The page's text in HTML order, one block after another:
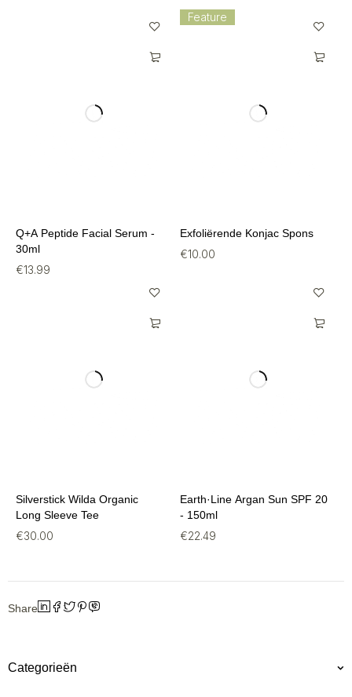
Q+A Peptide Facial Serum -
30ml
€13.99
Feature
Exfoliërende Konjac Spons
€10.00
Silverstick Wilda Organic
Long Sleeve Tee
€30.00
Earth·Line Argan Sun SPF 20
- 150ml
€22.49
Share
Categorieën